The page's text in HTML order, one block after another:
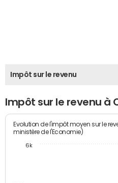
Impôt sur le revenu
Impôt sur le revenu
Evolution de l'impôt moyen sur le
ministère de l'Economie)
6k